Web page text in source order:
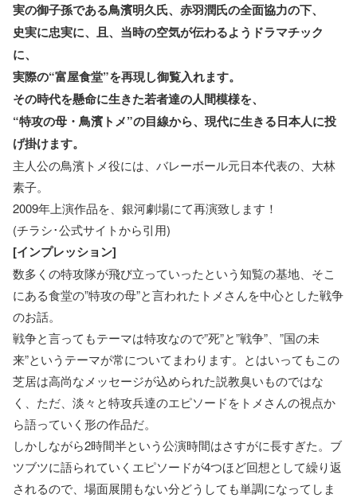
実の御子孫である鳥濱明久氏、赤羽潤氏の全面協力の下、
史実に忠実に、且、当時の空気が伝わるようドラマチック
に、
実際の“富屋食堂”を再現し御覧入れます。
その時代を懸命に生きた若者達の人間模様を、
“特攻の母・鳥濱トメ”の目線から、現代に生きる日本人に投
げ掛けます。
主人公の鳥濱トメ役には、バレーボール元日本代表の、大林
素子。
2009年上演作品を、銀河劇場にて再演致します！
(チラシ･公式サイトから引用)
[インプレッション]
数多くの特攻隊が飛び立っていったという知覧の基地、そこ
にある食堂の”特攻の母”と言われたトメさんを中心とした戦争
のお話。
戦争と言ってもテーマは特攻なので”死”と”戦争”、”国の未
来”というテーマが常についてまわります。とはいってもこの
芝居は高尚なメッセージが込められた説教臭いものではな
く、ただ、淡々と特攻兵達のエピソードをトメさんの視点か
ら語っていく形の作品だ。
しかしながら2時間半という公演時間はさすがに長すぎた。ブ
ツブツに語られていくエピソードが4つほど回想として繰り返
されるので、場面展開もない分どうしても単調になってしま